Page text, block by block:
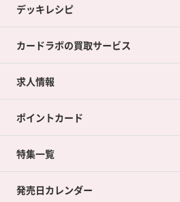
デッキレシピ
カードラボの買取サービス
カードラボの買取サービスTOP
店舗買取について
ネット買取について
買取承諾書について
求人情報
ポイントカード
ポイントカードTOP
ポイント交換景品
特集一覧
発売日カレンダー